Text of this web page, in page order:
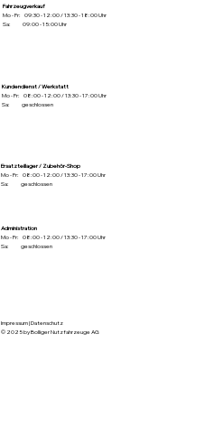
Fahrzeugverkauf
Mo - Fr: 09:30 - 12:00 / 13:30 - 18:00 Uhr
Sa: 09:00 - 15:00 Uhr
Ersatzteillager / Zubehör-Shop
Mo - Fr: 08:00 - 12:00 / 13:30 - 17:00 Uhr
Sa: geschlossen
Kundendienst / Werkstatt
Mo - Fr: 08:00 - 12:00 / 13:30 - 17:00 Uhr
Sa: geschlossen
Administration
Mo - Fr: 08:00 - 12:00 / 13:30 - 17:00 Uhr
Sa: geschlossen
Impressum|Datenschutz
© 2025 by Bolliger Nutzfahrzeuge AG